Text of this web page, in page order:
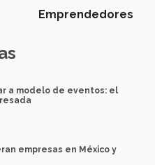
Emprendedores
a modelo de eventos: el
empresas en México y